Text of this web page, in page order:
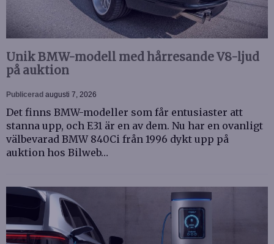
Unik BMW-modell med hårresande V8-ljud
på auktion
Publicerad augusti 7, 2026
Det finns BMW-modeller som får entusiaster att
stanna upp, och E31 är en av dem. Nu har en ovanligt
välbevarad BMW 840Ci från 1996 dykt upp på
auktion hos Bilweb…